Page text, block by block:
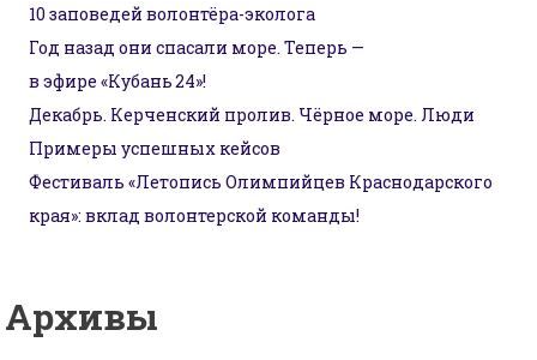
10 заповедей волонтёра-эколога
Год назад они спасали море. Теперь —
в эфире «Кубань 24»!
Декабрь. Керченский пролив. Чёрное море. Люди
Примеры успешных кейсов
Фестиваль «Летопись Олимпийцев Краснодарского
края»: вклад волонтерской команды!
Архивы